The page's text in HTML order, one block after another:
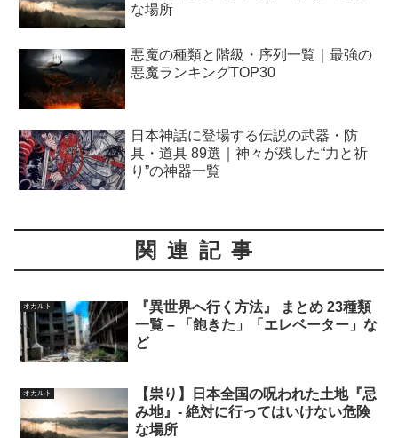
な場所
悪魔の種類と階級・序列一覧｜最強の
悪魔ランキングTOP30
日本神話に登場する伝説の武器・防
具・道具 89選｜神々が残した“力と祈
り”の神器一覧
関連記事
オカルト
『異世界へ行く方法』 まとめ 23種類
一覧 – 「飽きた」「エレベーター」な
ど
オカルト
【祟り】日本全国の呪われた土地『忌
み地』- 絶対に行ってはいけない危険
な場所